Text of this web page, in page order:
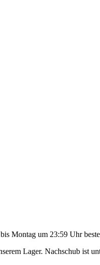
Montag um 23:59 Uhr
Lager. Nachschub ist